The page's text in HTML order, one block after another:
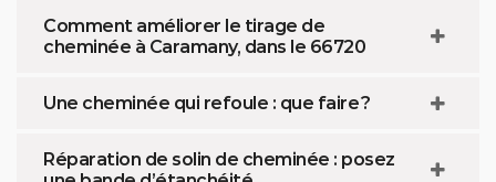
Comment améliorer le tirage de
cheminée à Caramany, dans le 66720
Une cheminée qui refoule : que faire ?
Réparation de solin de cheminée : posez